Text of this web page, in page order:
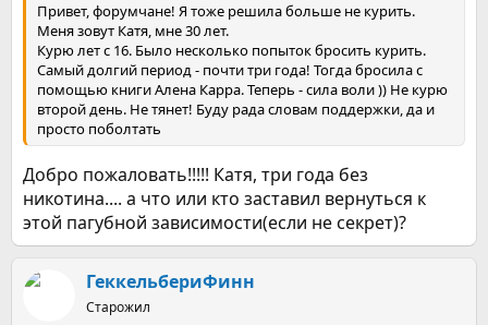
Привет, форумчане! Я тоже решила больше не курить.
Меня зовут Катя, мне 30 лет.
Курю лет с 16. Было несколько попыток бросить курить.
Самый долгий период - почти три года! Тогда бросила с
помощью книги Алена Карра. Теперь - сила воли )) Не курю
второй день. Не тянет! Буду рада словам поддержки, да и
просто поболтать
Добро пожаловать!!!!! Катя, три года без
никотина.... а что или кто заставил вернуться к
этой пагубной зависимости(если не секрет)?
ГеккельбериФинн
Старожил